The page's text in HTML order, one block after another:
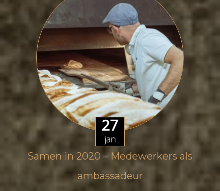
27
jan
Samen in 2020 – Medewerkers als
ambassadeur